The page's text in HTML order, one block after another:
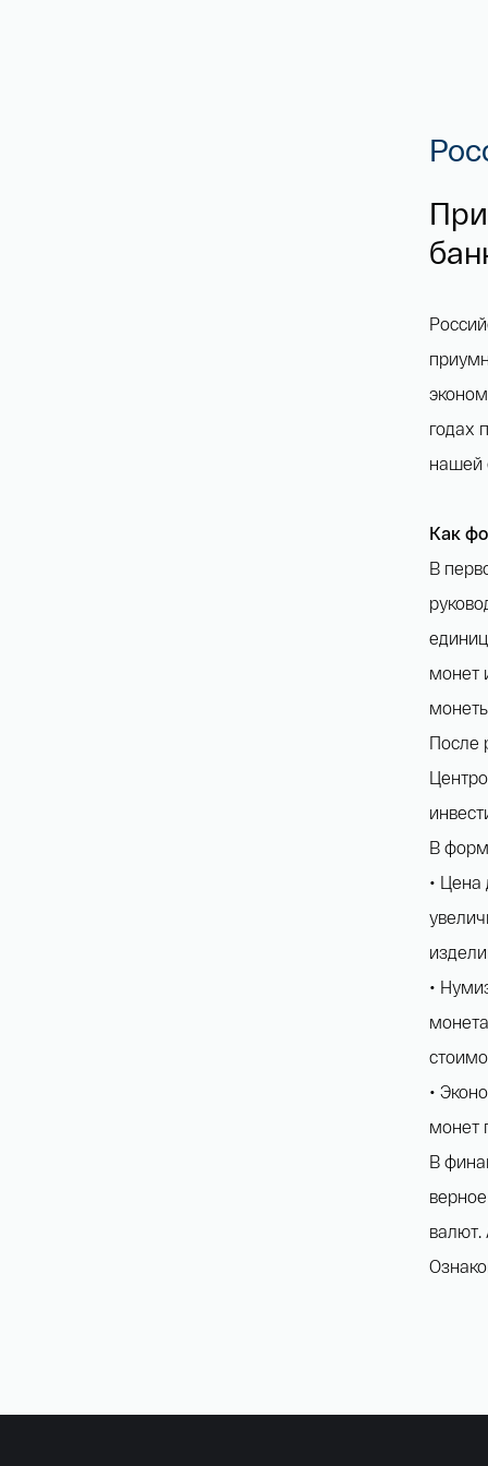
годах
нашей
Как
В
монет
После
В
• Цена
•
•
монет
В
валют.